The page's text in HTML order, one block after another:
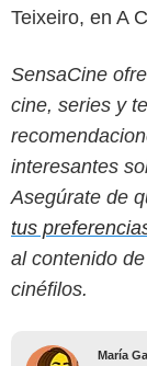
Teixeiro, en A
SensaCine
cine, series y
interesantes
Asegúrate de
tus
al contenido
cinéfilos.
María